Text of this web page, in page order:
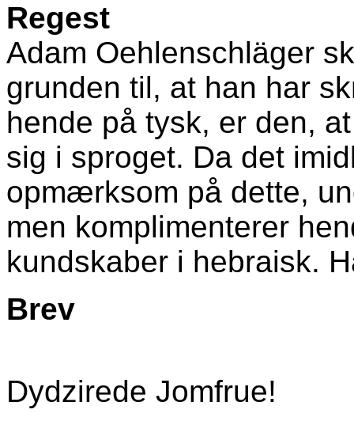
Regest
Adam Oehlenschläger
grunden til, at han har
hende på tysk, er den,
sig i sproget. Da det
opmærksom på dette,
men komplimenterer
kundskaber i hebraisk.
Brev
Dydzirede Jomfrue!